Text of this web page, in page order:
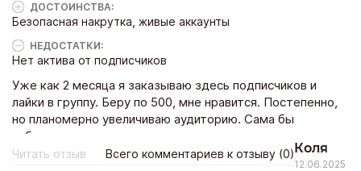
ДОСТОИНCТВА:
Безопасная накрутка, живые аккаунты
НЕДОСТАТКИ:
Нет актива от подписчиков
Уже как 2 месяца я заказываю здесь подписчиков и
лайки в группу. Беру по 500, мне нравится. Постепенно,
но планомерно увеличиваю аудиторию. Сама бы
набирала долго.
Читать отзыв Всего комментариев к отзыву (0)Коля
12.06.2025